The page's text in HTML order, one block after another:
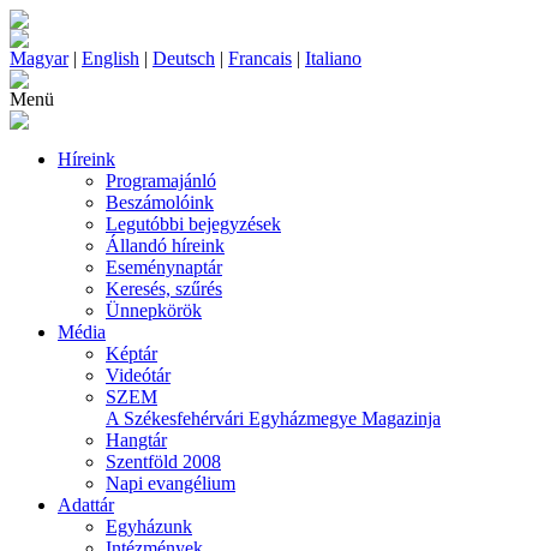
Magyar| English | Deutsch | Francais | Italiano
Menü
Híreink
Programajánló
Beszámolóink
Legutóbbi bejegyzések
Állandó híreink
Eseménynaptár
Keresés, szűrés
Ünnepkörök
Média
Képtár
Videótár
SZEM
A Székesfehérvári Egyházmegye Magazinja
Hangtár
Szentföld 2008
Napi evangélium
Adattár
Egyházunk